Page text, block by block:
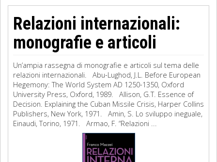
Relazioni internazionali:
monografie e articoli
Un’ampia rassegna di monografie e articoli sul tema delle
relazioni internazionali. Abu-Lughod, J.L. Before European
Hegemony: The World System AD 1250-1350, Oxford
University Press, Oxford, 1989. Allison, G.T. Essence of
Decision. Explaining the Cuban Missile Crisis, Harper Collins
Publishers, New York, 1971. Amin, S. Lo sviluppo ineguale,
Einaudi, Torino, 1971. Armao, F. “Relazioni ...